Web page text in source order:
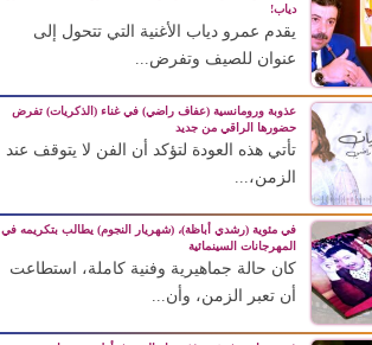
دياب!
يقدم عمرو دياب الأغنية التي تتحول إلى
عنوان للصيف وتفرض...
عذوبة ورومانسية (عفاف راضي) في غناء (الذكريات) تفرض
حضورها الراقي من جديد
تأتي هذه العودة لتؤكد أن الفن لا يتوقف عند
الزمن،...
في مئوية (رشدي أباظة)، (شهريار النجوم) يطالب بتكريمه في
المهرجانات السينمائية
كان حالة جماهيرية وفنية كاملة، استطاعت
أن تعبر الزمن، وأن...